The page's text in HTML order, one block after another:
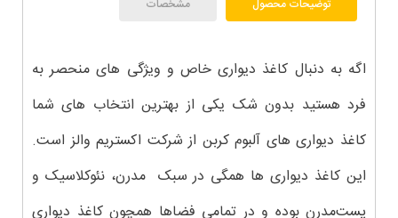
توضیحات محصول مشخصات
اگه به دنبال کاغذ دیواری خاص و ویژگی های منحصر به
فرد هستید بدون شک یکی از بهترین انتخاب های شما
کاغذ دیواری های آلبوم کربن از شرکت اکستریم والز است.
این کاغذ دیواری ها همگی در سبک مدرن، نئوکلاسیک و
پست‌مدرن بوده و در تمامی فضاها همچون کاغذ دیواری